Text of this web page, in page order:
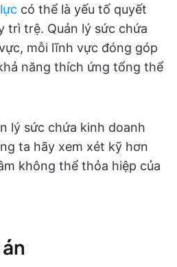
có thể là yếu tố quyết
trì trệ. Quản lý sức chứa
mỗi lĩnh vực đóng góp
năng thích ứng tổng thể
lý sức chứa kinh doanh
ta hãy xem xét kỹ hơn
không thể thỏa hiệp của